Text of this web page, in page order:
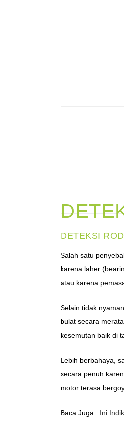
DETEKSI
Salah satu
karena laher
atau karena
Selain tidak
bulat secara
kesemutan baik di
Lebih berbahaya,
secara penuh
motor terasa
Baca Juga : Ini